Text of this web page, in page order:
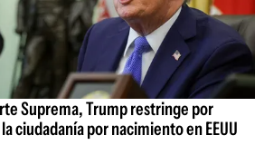
Suprema, Trump restringe por
ciudadanía por nacimiento en EEUU